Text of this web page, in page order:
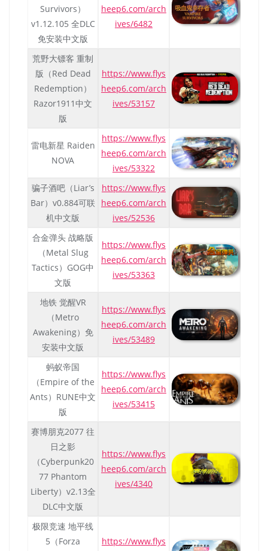
Survivors）
v1.12.105 全DLC
免安装中文版
heep6.com/arch
ives/6482
荒野大镖客 重制
版（Red Dead
Redemption）
Razor1911中文
版
https://www.flys
heep6.com/arch
ives/53157
雷电新星 Raiden
NOVA
https://www.flys
heep6.com/arch
ives/53322
骗子酒吧（Liar’s
Bar）v0.884可联
机中文版
https://www.flys
heep6.com/arch
ives/52536
合金弹头 战略版
（Metal Slug
Tactics）GOG中
文版
https://www.flys
heep6.com/arch
ives/53363
地铁 觉醒VR
（Metro
Awakening）免
安装中文版
https://www.flys
heep6.com/arch
ives/53489
蚂蚁帝国
（Empire of the
Ants）RUNE中文
版
https://www.flys
heep6.com/arch
ives/53415
赛博朋克2077 往
日之影
（Cyberpunk20
77 Phantom
Liberty）v2.13全
DLC中文版
https://www.flys
heep6.com/arch
ives/4340
极限竞速 地平线
5（Forza
https://www.flys